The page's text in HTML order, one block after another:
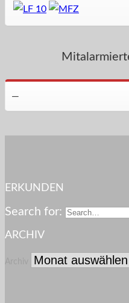
—
ERKUNDEN
Search for:
ARCHIV